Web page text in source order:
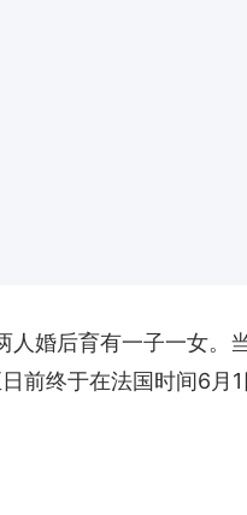
婚后育有一子一女。
前终于在法国时间6月